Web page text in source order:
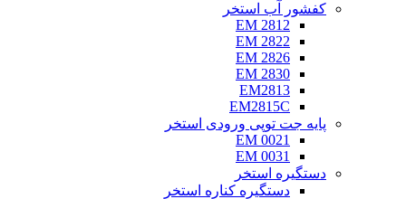
کفشور آب استخر
EM 2812
EM 2822
EM 2826
EM 2830
EM2813
EM2815C
پایه جت توپی ورودی استخر
EM 0021
EM 0031
دستگیره استخر
دستگیره کناره استخر